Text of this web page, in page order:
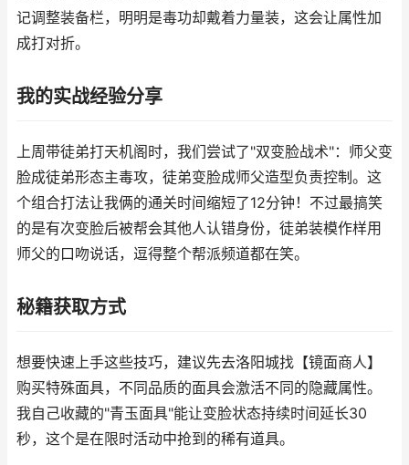
记调整装备栏，明明是毒功却戴着力量装，这会让属性加
成打对折。
我的实战经验分享
上周带徒弟打天机阁时，我们尝试了"双变脸战术"：师父变
脸成徒弟形态主毒攻，徒弟变脸成师父造型负责控制。这
个组合打法让我俩的通关时间缩短了12分钟！不过最搞笑
的是有次变脸后被帮会其他人认错身份，徒弟装模作样用
师父的口吻说话，逗得整个帮派频道都在笑。
秘籍获取方式
想要快速上手这些技巧，建议先去洛阳城找【镜面商人】
购买特殊面具，不同品质的面具会激活不同的隐藏属性。
我自己收藏的"青玉面具"能让变脸状态持续时间延长30
秒，这个是在限时活动中抢到的稀有道具。